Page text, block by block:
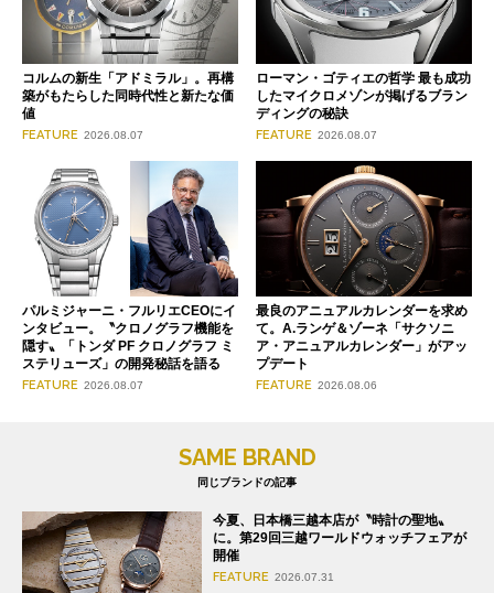
コルムの新生「アドミラル」。再構
築がもたらした同時代性と新たな価
値
FEATURE 2026.08.07
ローマン・ゴティエの哲学 最も成功
したマイクロメゾンが掲げるブラン
ディングの秘訣
FEATURE 2026.08.07
パルミジャーニ・フルリエCEOにイ
ンタビュー。〝クロノグラフ機能を
隠す〟「トンダ PF クロノグラフ ミ
ステリューズ」の開発秘話を語る
FEATURE 2026.08.07
最良のアニュアルカレンダーを求め
て。A.ランゲ＆ゾーネ「サクソニ
ア・アニュアルカレンダー」がアッ
プデート
FEATURE 2026.08.06
SAME BRAND
同じブランドの記事
今夏、日本橋三越本店が〝時計の聖地〟
に。第29回三越ワールドウォッチフェアが
開催
FEATURE 2026.07.31